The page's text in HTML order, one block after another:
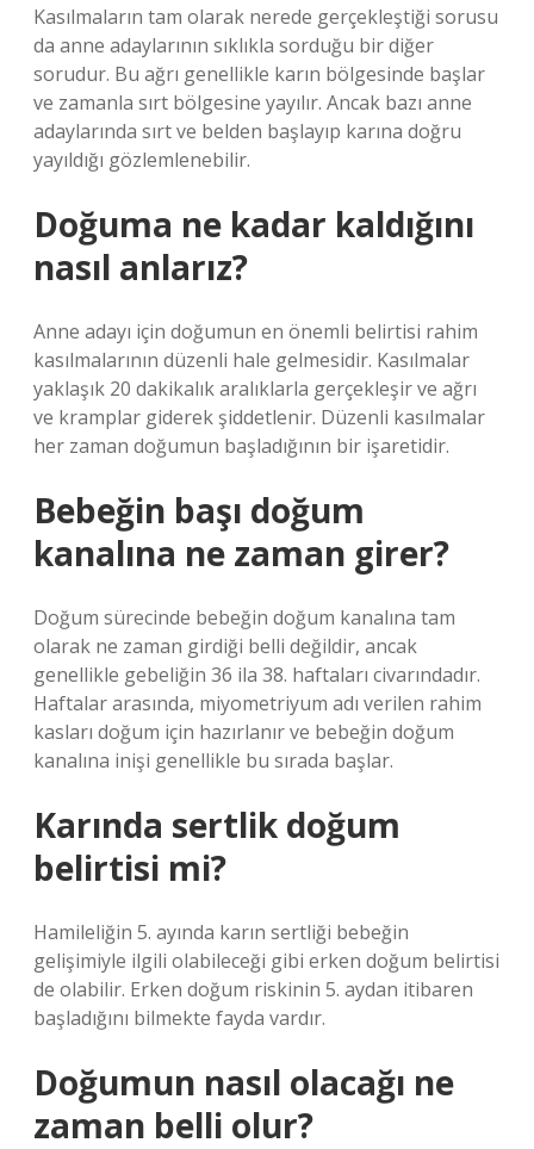
Kasılmaların tam olarak nerede gerçekleştiği sorusu
da anne adaylarının sıklıkla sorduğu bir diğer
sorudur. Bu ağrı genellikle karın bölgesinde başlar
ve zamanla sırt bölgesine yayılır. Ancak bazı anne
adaylarında sırt ve belden başlayıp karına doğru
yayıldığı gözlemlenebilir.
Doğuma ne kadar kaldığını
nasıl anlarız?
Anne adayı için doğumun en önemli belirtisi rahim
kasılmalarının düzenli hale gelmesidir. Kasılmalar
yaklaşık 20 dakikalık aralıklarla gerçekleşir ve ağrı
ve kramplar giderek şiddetlenir. Düzenli kasılmalar
her zaman doğumun başladığının bir işaretidir.
Bebeğin başı doğum
kanalına ne zaman girer?
Doğum sürecinde bebeğin doğum kanalına tam
olarak ne zaman girdiği belli değildir, ancak
genellikle gebeliğin 36 ila 38. haftaları civarındadır.
Haftalar arasında, miyometriyum adı verilen rahim
kasları doğum için hazırlanır ve bebeğin doğum
kanalına inişi genellikle bu sırada başlar.
Karında sertlik doğum
belirtisi mi?
Hamileliğin 5. ayında karın sertliği bebeğin
gelişimiyle ilgili olabileceği gibi erken doğum belirtisi
de olabilir. Erken doğum riskinin 5. aydan itibaren
başladığını bilmekte fayda vardır.
Doğumun nasıl olacağı ne
zaman belli olur?